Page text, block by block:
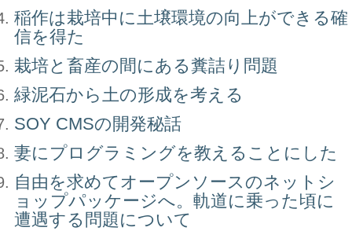
稲作は栽培中に土壌環境の向上ができる確
信を得た
栽培と畜産の間にある糞詰り問題
緑泥石から土の形成を考える
SOY CMSの開発秘話
妻にプログラミングを教えることにした
自由を求めてオープンソースのネットシ
ョップパッケージへ。軌道に乗った頃に
遭遇する問題について